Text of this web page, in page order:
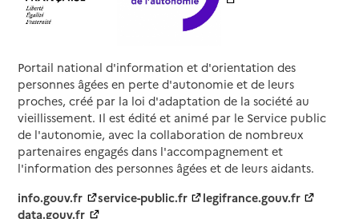
Portail national d'information et d'orientation des
personnes âgées en perte d'autonomie et de leurs
proches, créé par la loi d'adaptation de la société au
vieillissement. Il est édité et animé par le Service public
de l'autonomie, avec la collaboration de nombreux
partenaires engagés dans l'accompagnement et
l'information des personnes âgées et de leurs aidants.
info.gouv.fr
service-public.fr
legifrance.gouv.fr
data.gouv.fr